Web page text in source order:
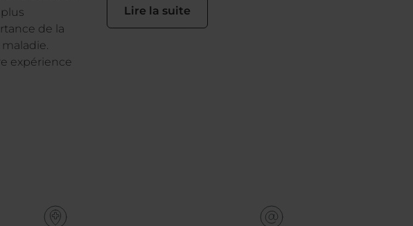
Lire la suite
de la
expérience